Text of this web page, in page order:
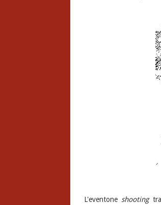
L'eventone shootingtra